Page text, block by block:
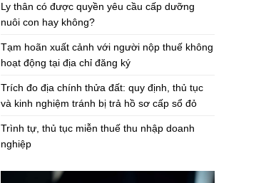
Ly thân có được quyền yêu cầu cấp dưỡng
nuôi con hay không?
Tạm hoãn xuất cảnh với người nộp thuế không
hoạt động tại địa chỉ đăng ký
Trích đo địa chính thửa đất: quy định, thủ tục
và kinh nghiệm tránh bị trả hồ sơ cấp sổ đỏ
Trình tự, thủ tục miễn thuế thu nhập doanh
nghiệp